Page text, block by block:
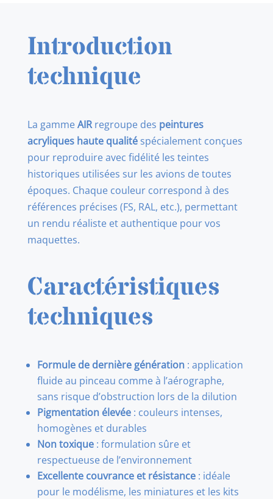
Introduction
technique
La gammeAIRregroupe des peintures
acryliques haute qualitéspécialement conçues
pour reproduire avec fidélité les teintes
historiques utilisées sur les avions de toutes
époques. Chaque couleur correspond à des
références précises (FS, RAL, etc.), permettant
un rendu réaliste et authentique pour vos
maquettes.
Caractéristiques
techniques
Formule de dernière génération: application
fluide au pinceau comme à l’aérographe,
sans risque d’obstruction lors de la dilution
Pigmentation élevée: couleurs intenses,
homogènes et durables
Non toxique: formulation sûre et
respectueuse de l’environnement
Excellente couvrance et résistance: idéale
pour le modélisme, les miniatures et les kits